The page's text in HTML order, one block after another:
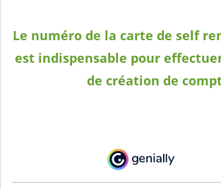
Le numéro de la carte de self
est indispensable pour
de création de